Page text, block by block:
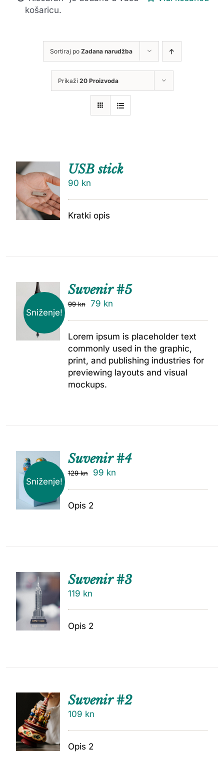
košaricu.
Sortiraj po Zadana narudžba
Prikaži 20 Proizvoda
DODAJ
CU
USB stick
90 kn
Kratki opis
Sniženje!
DODAJ
Suvenir #5
99kn 79 kn
Lorem ipsum is placeholder text
commonly used in the graphic,
print, and publishing industries for
previewing layouts and visual
mockups.
Sniženje!
DODAJ
Suvenir #4
129kn 99 kn
Opis 2
DODAJ
Suvenir #3
119 kn
Opis 2
DODAJ
U
KOŠARI
CU
Suvenir #2
109 kn
Opis 2